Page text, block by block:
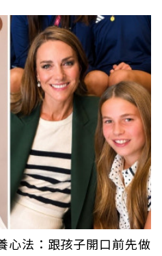
心法：跟孩子開口前先做